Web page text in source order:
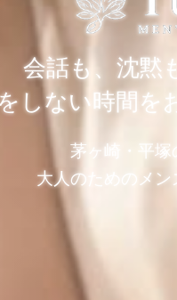
会話も、沈黙
しない時間を
茅ヶ崎・平塚
大人のためのメ